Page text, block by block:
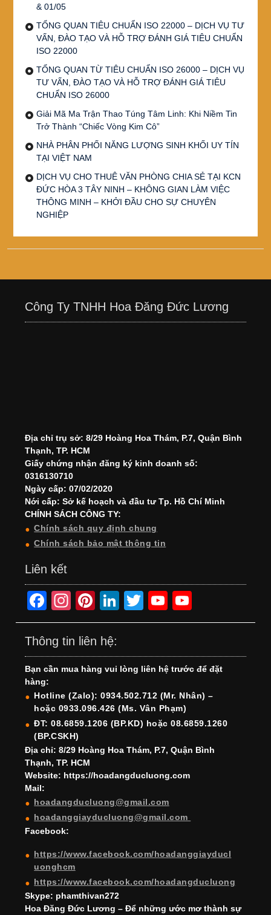
& 01/05
TỔNG QUAN TIÊU CHUẨN ISO 22000 – DỊCH VỤ TƯ
VẤN, ĐÀO TẠO VÀ HỖ TRỢ ĐÁNH GIÁ TIÊU CHUẨN
ISO 22000
TỔNG QUAN TỪ TIÊU CHUẨN ISO 26000 – DỊCH VỤ
TƯ VẤN, ĐÀO TẠO VÀ HỖ TRỢ ĐÁNH GIÁ TIÊU
CHUẨN ISO 26000
Giải Mã Ma Trận Thao Túng Tâm Linh: Khi Niềm Tin
Trở Thành “Chiếc Vòng Kim Cô”
NHÀ PHÂN PHỐI NĂNG LƯỢNG SINH KHỐI UY TÍN
TẠI VIỆT NAM
DỊCH VỤ CHO THUÊ VĂN PHÒNG CHIA SẺ TẠI KCN
ĐỨC HÒA 3 TÂY NINH – KHÔNG GIAN LÀM VIỆC
THÔNG MINH – KHỞI ĐẦU CHO SỰ CHUYÊN
NGHIỆP
Công Ty TNHH Hoa Đăng Đức Lương
Địa chỉ trụ sở: 8/29 Hoàng Hoa Thám, P.7, Quận Bình
Thạnh, TP. HCM
Giấy chứng nhận đăng ký kinh doanh số:
0316130710
Ngày cấp: 07/02/2020
Nới cấp: Sở kế hoạch và đầu tư Tp. Hồ Chí Minh
CHÍNH SÁCH CÔNG TY:
Chính sách quy định chung
Chính sách bảo mật thông tin
Liên kết
F
a
c
e
b
o
o
k
In
st
a
gr
a
m
Pi
nt
er
e
st
Li
n
e
dI
n
T
wi
er
Y
o
T
u
b
e
o
T
u
b
e
h
Thông tin liên hệ:
Bạn cần mua hàng vui lòng liên hệ trước để đặt
hàng:
Hotline (Zalo): 0934.502.712 (Mr. Nhân) –
hoặc 0933.096.426 (Ms. Vân Phạm)
ĐT: 08.6859.1206 (BP.KD) hoặc 08.6859.1260
(BP.CSKH)
Địa chỉ: 8/29 Hoàng Hoa Thám, P.7, Quận Bình
Thạnh, TP. HCM
Website: https://hoadangducluong.com
Mail:
hoadangducluong@gmail.com
hoadanggiayducluong@gmail.com
Facebook:
https://www.facebook.com/hoadanggiayducl
uonghcm
https://www.facebook.com/hoadangducluong
Skype: phamthivan272
Hoa Đăng Đức Lương – Để những ước mơ thành sự